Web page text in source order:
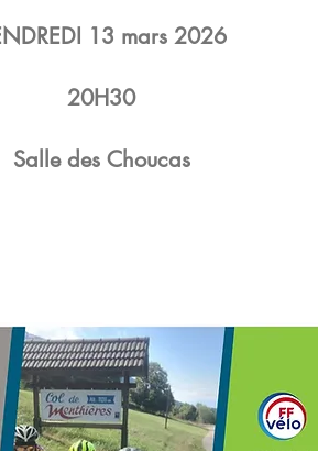
13 mars 2026
20H30
Salle des Choucas